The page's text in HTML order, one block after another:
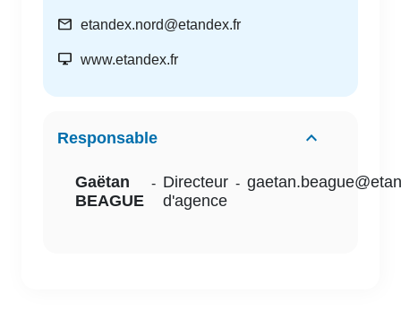
mail etandex.nord@etandex.fr
desktop_windows www.etandex.fr
Responsable
Gaëtan
BEAGUE
- Directeur
d'agence
-